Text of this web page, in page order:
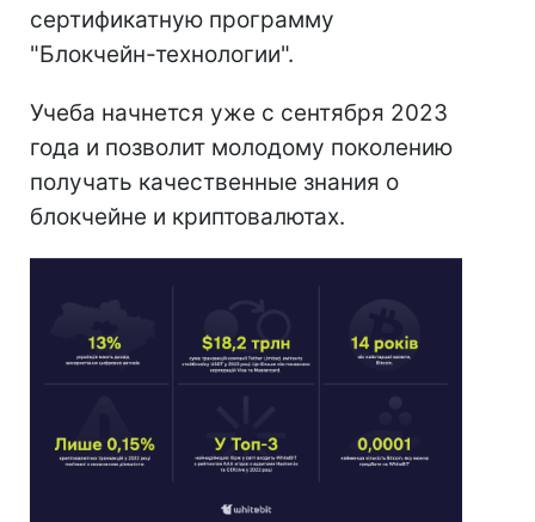
сертификатную программу
"Блокчейн-технологии".
Учеба начнется уже с сентября 2023
года и позволит молодому поколению
получать качественные знания о
блокчейне и криптовалютах.